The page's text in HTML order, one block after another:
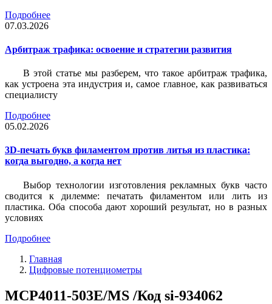
Подробнее
07.03.2026
Арбитраж трафика: освоение и стратегии развития
В этой статье мы разберем, что такое арбитраж трафика,
как устроена эта индустрия и, самое главное, как развиваться
специалисту
Подробнее
05.02.2026
3D-печать букв филаментом против литья из пластика:
когда выгодно, а когда нет
Выбор технологии изготовления рекламных букв часто
сводится к дилемме: печатать филаментом или лить из
пластика. Оба способа дают хороший результат, но в разных
условиях
Подробнее
Главная
Цифровые потенциометры
MCP4011-503E/MS /Код si-934062